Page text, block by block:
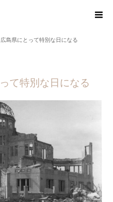
広島県にとって特別な日になる
て特別な日になる